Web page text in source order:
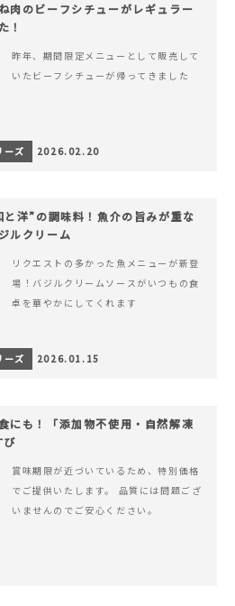
肉のビーフシチューがレギュラー
！
昨年、期間限定メニューとして販売して
いたビーフシチューが帰ってきました
ーズ 2026.02.20
と洋”の調味料！魚介の旨みが重な
ルクリーム
リクエストの多かった魚メニューが新登
場！バジルクリームソースがいつもの食
卓を華やかにしてくれます
ーズ 2026.01.15
にも！「添加物不使用・自然解凍
び
賞味期限が近づいているため、特別価格
でご提供いたします。 品質には問題ござ
いませんのでご安心ください。